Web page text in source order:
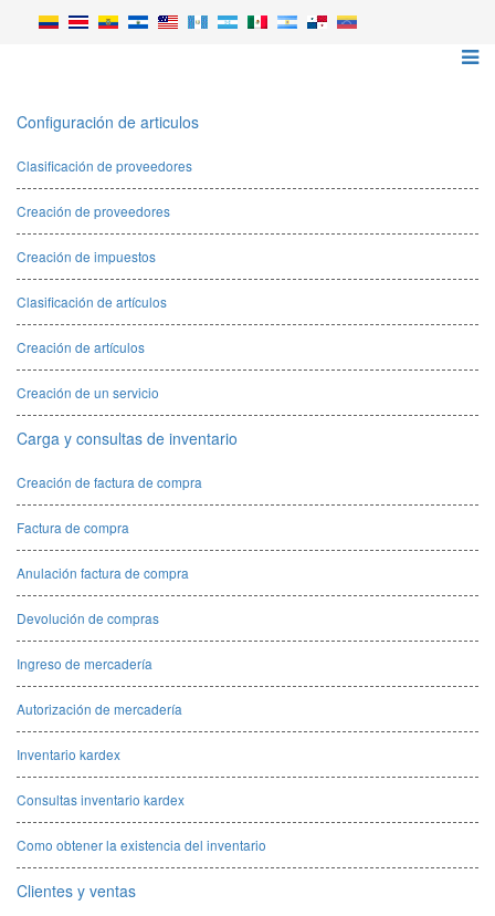
Configuración de articulos
Clasificación de proveedores
Creación de proveedores
Creación de impuestos
Clasificación de artículos
Creación de artículos
Creación de un servicio
Carga y consultas de inventario
Creación de factura de compra
Factura de compra
Anulación factura de compra
Devolución de compras
Ingreso de mercadería
Autorización de mercadería
Inventario kardex
Consultas inventario kardex
Como obtener la existencia del inventario
Clientes y ventas